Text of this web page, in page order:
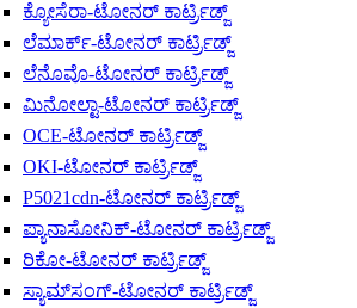
ಕ್ಯೋಸೆರಾ-ಟೋನರ್ ಕಾರ್ಟ್ರಿಡ್ಜ್
ಲೆಮಾರ್ಕ್-ಟೋನರ್ ಕಾರ್ಟ್ರಿಡ್ಜ್
ಲೆನೊವೊ-ಟೋನರ್ ಕಾರ್ಟ್ರಿಡ್ಜ್
ಮಿನೋಲ್ಟಾ-ಟೋನರ್ ಕಾರ್ಟ್ರಿಡ್ಜ್
OCE-ಟೋನರ್ ಕಾರ್ಟ್ರಿಡ್ಜ್
OKI-ಟೋನರ್ ಕಾರ್ಟ್ರಿಡ್ಜ್
P5021cdn-ಟೋನರ್ ಕಾರ್ಟ್ರಿಡ್ಜ್
ಪ್ಯಾನಾಸೋನಿಕ್-ಟೋನರ್ ಕಾರ್ಟ್ರಿಡ್ಜ್
ರಿಕೋ-ಟೋನರ್ ಕಾರ್ಟ್ರಿಡ್ಜ್
ಸ್ಯಾಮ್‌ಸಂಗ್-ಟೋನರ್ ಕಾರ್ಟ್ರಿಡ್ಜ್